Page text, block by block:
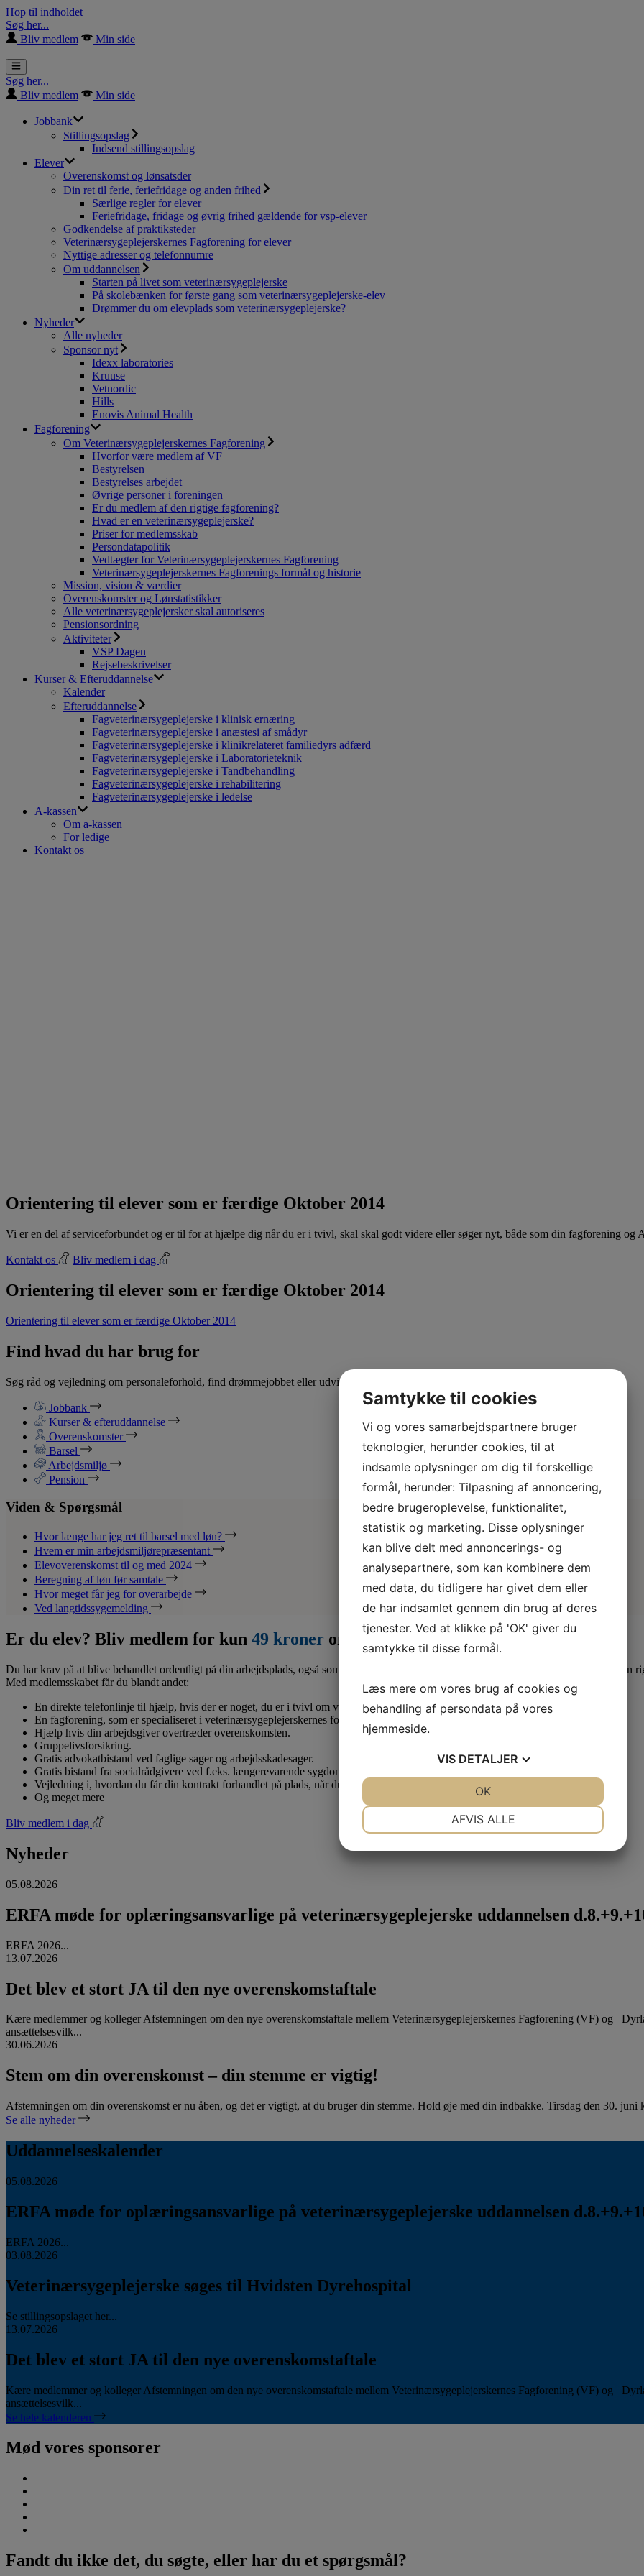
Hop til indholdet
Søg her...
Bliv medlem
Min side
Søg her...
Bliv medlem
Min side
Jobbank
Stillingsopslag
Indsend stillingsopslag
Elever
Overenskomst og lønsatsder
Din ret til ferie, feriefridage og anden frihed
Særlige regler for elever
Feriefridage, fridage og øvrig frihed gældende for vsp-elever
Godkendelse af praktiksteder
Veterinærsygeplejerskernes Fagforening for elever
Nyttige adresser og telefonnumre
Om uddannelsen
Starten på livet som veterinærsygeplejerske
På skolebænken for første gang som veterinærsygeplejerske-elev
Drømmer du om elevplads som veterinærsygeplejerske?
Nyheder
Alle nyheder
Sponsor nyt
Idexx laboratories
Kruuse
Vetnordic
Hills
Enovis Animal Health
Fagforening
Om Veterinærsygeplejerskernes Fagforening
Hvorfor være medlem af VF
Bestyrelsen
Bestyrelses arbejdet
Øvrige personer i foreningen
Er du medlem af den rigtige fagforening?
Hvad er en veterinærsygeplejerske?
Priser for medlemsskab
Persondatapolitik
Vedtægter for Veterinærsygeplejerskernes Fagforening
Veterinærsygeplejerskernes Fagforenings formål og historie
Mission, vision & værdier
Overenskomster og Lønstatistikker
Alle veterinærsygeplejersker skal autoriseres
Pensionsordning
Aktiviteter
VSP Dagen
Rejsebeskrivelser
Kurser & Efteruddannelse
Kalender
Efteruddannelse
Fagveterinærsygeplejerske i klinisk ernæring
Fagveterinærsygeplejerske i anæstesi af smådyr
Fagveterinærsygeplejerske i klinikrelateret familiedyrs adfærd
Fagveterinærsygeplejerske i Laboratorieteknik
Fagveterinærsygeplejerske i Tandbehandling
Fagveterinærsygeplejerske i rehabilitering
Fagveterinærsygeplejerske i ledelse
A-kassen
Om a-kassen
For ledige
Kontakt os
Orientering til elever som er færdige Oktober 2014
Vi er en del af serviceforbundet og er til for at hjælpe dig når du er i tvivl, skal skal godt videre eller søger nyt, både som din fagforening og
Kontakt os Bliv medlem i dag
Orientering til elever som er færdige Oktober 2014
Orientering til elever som er færdige Oktober 2014
Find hvad du har brug for
Søg råd og vejledning om personaleforhold, find drømmejobbet eller udvid din viden med specialiserede kurser.
Jobbank
Kurser & efteruddannelse
Overenskomster
Barsel
Arbejdsmiljø
Pension
Viden & Spørgsmål
Hvor længe har jeg ret til barsel med løn?
Hvem er min arbejdsmiljørepræsentant
Elevoverenskomst til og med 2024
Beregning af løn før samtale
Hvor meget får jeg for overarbejde
Ved langtidssygemelding
Er du elev? Bliv medlem for kun 49 kroner om måneden
Du har krav på at blive behandlet ordentligt på din arbejdsplads, også som lærling eller elev. Derfor er det en god idé at være medlem af en
Med medlemsskabet får du blandt andet:
En direkte telefonlinje til hjælp, hvis der er noget, du er i tvivl om vedr. dine løn- og arbejdsforhold.
En fagforening, som er specialiseret i veterinærsygeplejerskernes forhold.
Hjælp hvis din arbejdsgiver overtræder overenskomsten.
Gruppelivsforsikring.
Gratis advokatbistand ved faglige sager og arbejdsskadesager.
Gratis bistand fra socialrådgivere ved f.eks. længerevarende sygdom.
Vejledning i, hvordan du får din kontrakt forhandlet på plads, når du skal have dit første job som uddannet veterinærsygeplejerske.
Og meget mere
Bliv medlem i dag
Nyheder
05.08.2026
ERFA møde for oplæringsansvarlige på veterinærsygeplejerske uddannelsen
ERFA 2026...
13.07.2026
Det blev et stort JA til den nye overenskomstaftale
Kære medlemmer og kolleger Afstemningen om den nye overenskomstaftale mellem Veterinærsygeplejerskernes Fagforening (VF) og
ansættelsesvilk...
30.06.2026
Stem om din overenskomst – din stemme er vigtig!
Afstemningen om din overenskomst er nu åben, og det er vigtigt, at du bruger din stemme. Hold øje med din indbakke. Tirsdag den 30.
Se alle nyheder
Uddannelseskalender
05.08.2026
ERFA møde for oplæringsansvarlige på veterinærsygeplejerske uddannelsen
ERFA 2026...
03.08.2026
Veterinærsygeplejerske søges til Hvidsten Dyrehospital
Se stillingsopslaget her...
13.07.2026
Det blev et stort JA til den nye overenskomstaftale
Kære medlemmer og kolleger Afstemningen om den nye overenskomstaftale mellem Veterinærsygeplejerskernes Fagforening (VF) og
ansættelsesvilk...
Se hele kalenderen
Mød vores sponsorer
Fandt du ikke det, du søgte, eller har du et spørgsmål?
Samtykke til cookies
Vi og vores samarbejdspartnere bruger
teknologier, herunder cookies, til at
indsamle oplysninger om dig til forskellige
formål, herunder: Tilpasning af annoncering,
bedre brugeroplevelse, funktionalitet,
statistik og marketing. Disse oplysninger
kan blive delt med annoncerings- og
analysepartnere, som kan kombinere dem
med data, du tidligere har givet dem eller
de har indsamlet gennem din brug af deres
tjenester. Ved at klikke på 'OK' giver du
samtykke til disse formål.
Læs mere om vores brug af cookies og
behandling af persondata på vores
hjemmeside.
VIS DETALJER
AFVIS ALLE
OK